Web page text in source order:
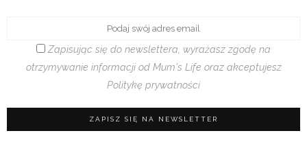
Zapisując się do newslettera, wyrażasz zgodę na
otrzymywanie informacji od Mum's Life oraz akceptujesz
Politykę prywatności